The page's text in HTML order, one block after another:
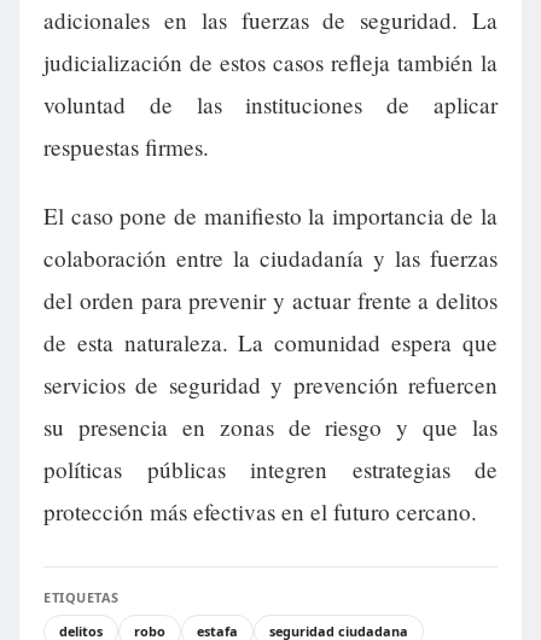
adicionales en las fuerzas de seguridad. La
judicialización de estos casos refleja también la
voluntad de las instituciones de aplicar
respuestas firmes.
El caso pone de manifiesto la importancia de la
colaboración entre la ciudadanía y las fuerzas
del orden para prevenir y actuar frente a delitos
de esta naturaleza. La comunidad espera que
servicios de seguridad y prevención refuercen
su presencia en zonas de riesgo y que las
políticas públicas integren estrategias de
protección más efectivas en el futuro cercano.
ETIQUETAS
delitos
robo estafa
seguridad ciudadana